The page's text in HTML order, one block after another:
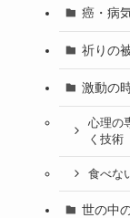
癌・病
祈りの
激動の
心理の
く技術
食べな
世の中